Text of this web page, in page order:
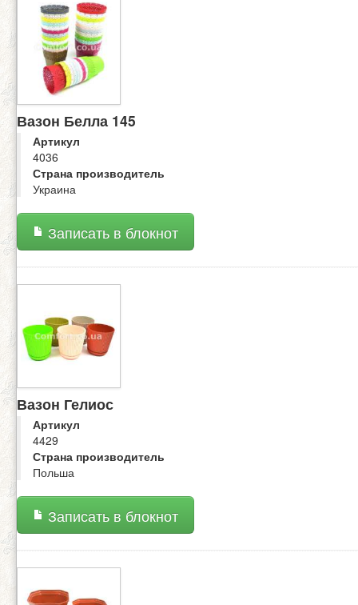
Вазон Белла 145
Артикул
4036
Страна производитель
Украина
Записать в блокнот
Вазон Гелиос
Артикул
4429
Страна производитель
Польша
Записать в блокнот